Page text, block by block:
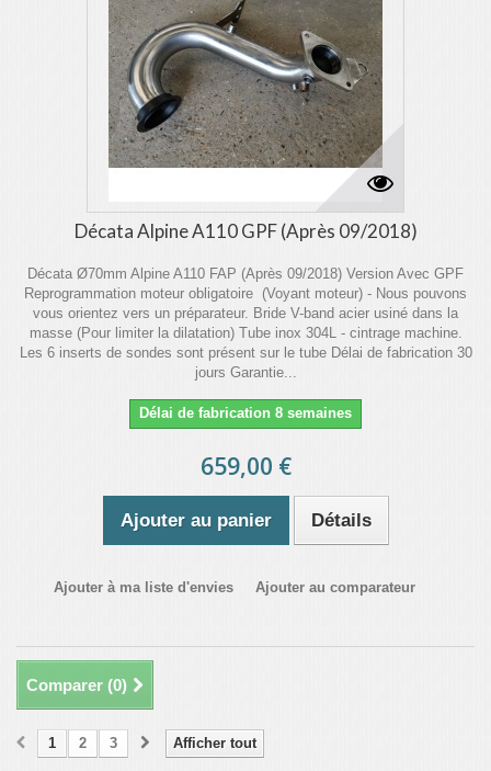
Décata Alpine A110 GPF (Après 09/2018)
Décata Ø70mm Alpine A110 FAP (Après 09/2018) Version Avec GPF
Reprogrammation moteur obligatoire (Voyant moteur) - Nous pouvons
vous orientez vers un préparateur. Bride V-band acier usiné dans la
masse (Pour limiter la dilatation) Tube inox 304L - cintrage machine.
Les 6 inserts de sondes sont présent sur le tube Délai de fabrication 30
jours Garantie...
Délai de fabrication 8 semaines
659,00 €
Ajouter au panier Détails
Ajouter à ma liste d'envies Ajouter au comparateur
Comparer (0)
Afficher tout
1 2 3